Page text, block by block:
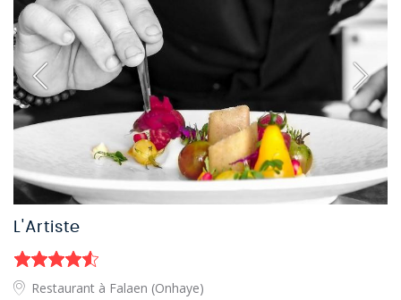
L'Artiste
Restaurant à Falaen (Onhaye)